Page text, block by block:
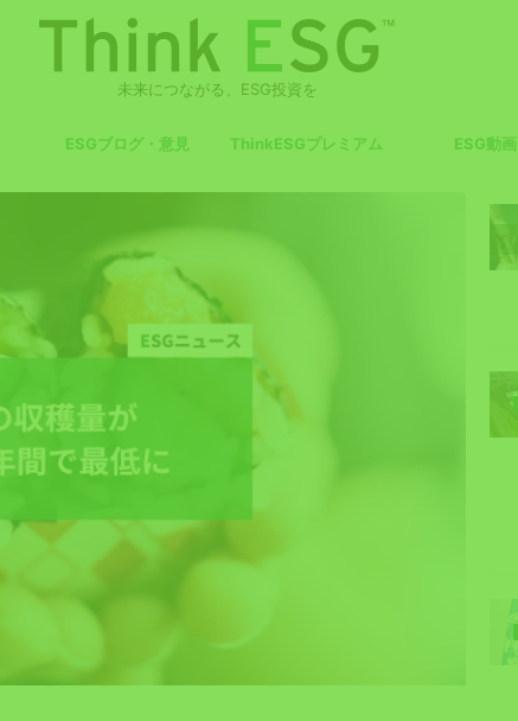
未来につながる、ESG投資を
ESGブログ・意見 ThinkESGプレミアム ESG動画